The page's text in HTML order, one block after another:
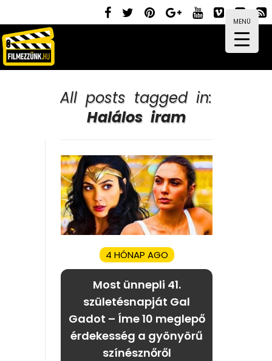
MENÜ
All posts tagged in:
Halálos iram
4 HÓNAP AGO
Most ünnepli 41.
születésnapját Gal
Gadot – Íme 10 meglepő
érdekesség a gyönyörű
színésznőről